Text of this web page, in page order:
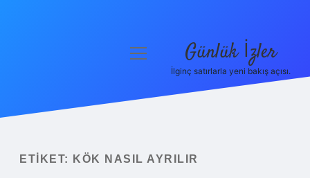
Yasal Uyarı
menüyü
Günlük İzler
İlginç satırlarla yeni bakış açısı.
ETIKET: KÖK NASIL AYRILIR